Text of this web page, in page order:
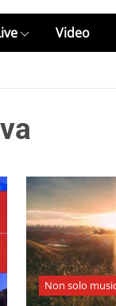
Video
Non solo